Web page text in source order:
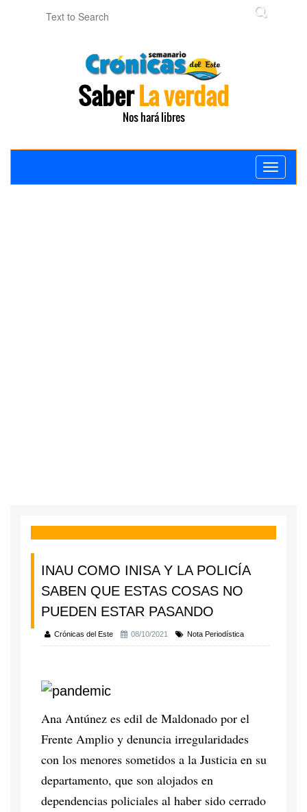
SaberLa verdad
Nos hará libres
Toggle
INAU COMO INISA Y LA POLICÍA
SABEN QUE ESTAS COSAS NO
PUEDEN ESTAR PASANDO
Crónicas del Este 08/10/2021 Nota Periodística
Ana Antúnez es edil de Maldonado por el
Frente Amplio y denuncia irregularidades
con los menores sometidos a la Justicia en su
departamento, que son alojados en
dependencias policiales al haber sido cerrado